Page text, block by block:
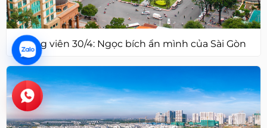
Công viên 30/4: Ngọc bích ẩn mình của Sài Gòn